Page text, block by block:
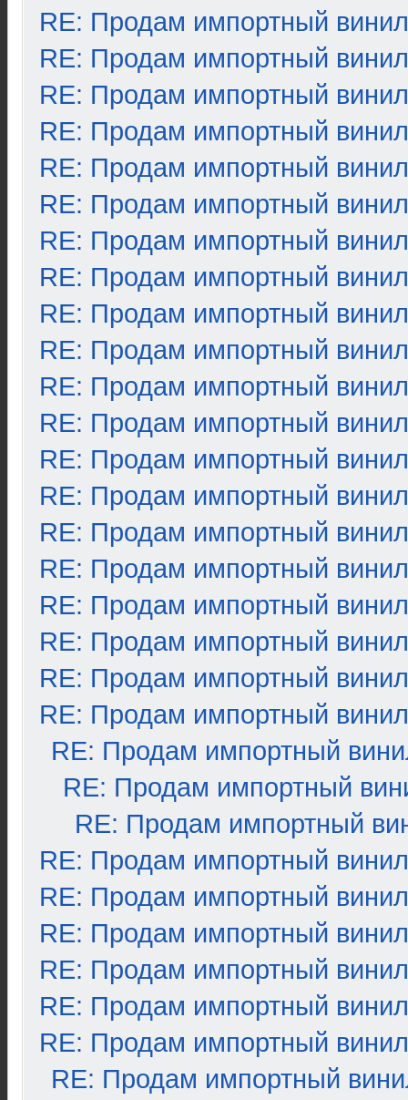
RE: Продам импортный винил
RE: Продам импортный винил
RE: Продам импортный винил
RE: Продам импортный винил
RE: Продам импортный винил
RE: Продам импортный винил
RE: Продам импортный винил
RE: Продам импортный винил
RE: Продам импортный винил
RE: Продам импортный винил
RE: Продам импортный винил
RE: Продам импортный винил
RE: Продам импортный винил
RE: Продам импортный винил
RE: Продам импортный винил
RE: Продам импортный винил
RE: Продам импортный винил
RE: Продам импортный винил
RE: Продам импортный винил
RE: Продам импортный винил
RE: Продам импортный
RE: Продам импортный
RE: Продам импортный
RE: Продам импортный винил
RE: Продам импортный винил
RE: Продам импортный винил
RE: Продам импортный винил
RE: Продам импортный винил
RE: Продам импортный винил
RE: Продам импортный